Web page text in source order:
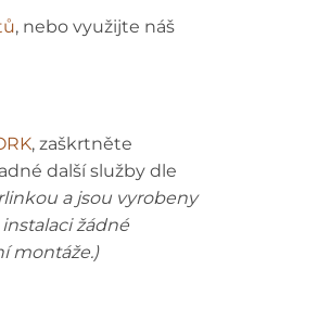
, nebo využijte náš
, zaškrtněte
další služby dle
a jsou vyrobeny
žádné
montáže.)